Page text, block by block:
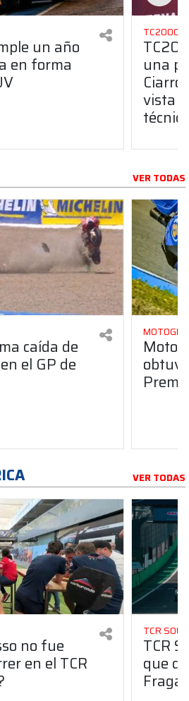
un año
en forma
TC2000
una
vista
VER TODAS
caída de
el GP de
MOTOGP
VER TODAS
no fue
en el TCR
TCR
TCR
que
Fraga